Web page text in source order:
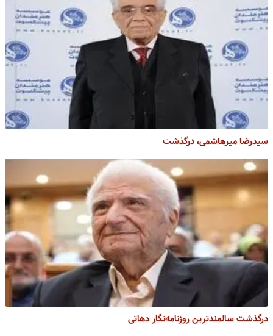
سیدرضا میرهاشمی، درگذشت
درگذشت سالمندترین روزنامه‌نگار دهاتی